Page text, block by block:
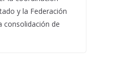
y la Federación
consolidación de